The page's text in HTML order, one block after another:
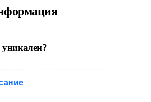
площадке Воробьевых гор с
саду, Московский Кремль, прогулка по
уникален?
и места, где чувствуется настоящий